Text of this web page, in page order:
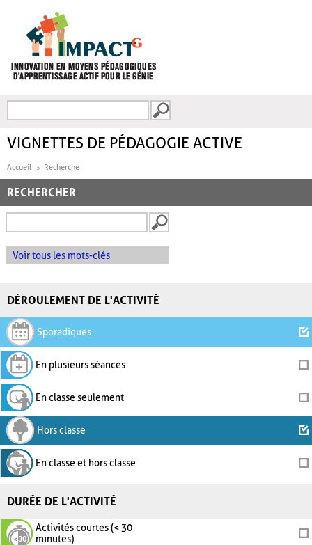
FORMULAIRE DE
VIGNETTES DE PÉDAGOGIE ACTIVE
Accueil Recherche
RECHERCHER
Voir tous les mots-clés
DÉROULEMENT DE L'ACTIVITÉ
Sporadiques
En plusieurs séances
En classe seulement
Hors classe
En classe et hors classe
DURÉE DE L'ACTIVITÉ
Activités courtes (< 30
minutes)